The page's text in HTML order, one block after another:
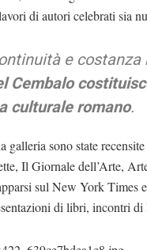
di autori celebrati sia
e
Cembalo
culturale romano.
galleria sono state
Il Giornale dell’Arte,
sul New York Times
di libri, incontri